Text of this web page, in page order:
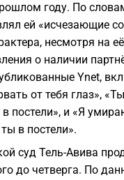
году. По
ей «исчезающие
несмотря на
о наличии
Ynet,
от тебя глаз»,
постели», и «Я
в постели».
суд Тель-Авива
до четверга. По